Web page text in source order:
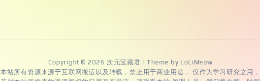
Copyright © 2026 次元宝藏君 | Theme by LoLiMeow
本站所有资源来源于互联网搬运以及转载，禁止用于商业用途， 仅作为学习研究之用，